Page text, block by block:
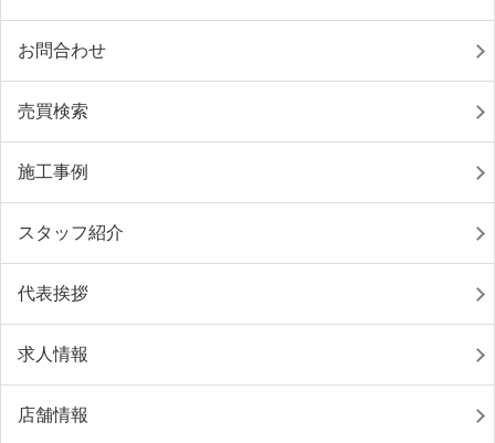
お問合わせ
売買検索
施工事例
スタッフ紹介
代表挨拶
求人情報
店舗情報